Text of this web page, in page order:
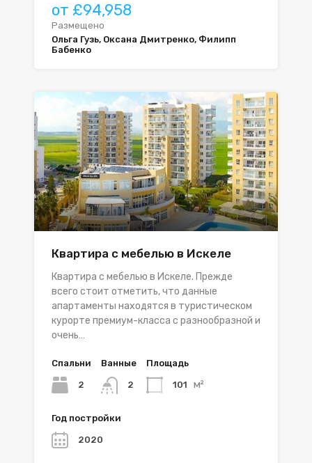
от £94,958
Размещено
Ольга Гузь, Оксана Дмитренко, Филипп
Бабенко
Квартира с мебелью в Искеле
Квартира с мебелью в Искеле. Прежде
всего стоит отметить, что данные
апартаменты находятся в туристическом
курорте премиум-класса с разнообразной и
очень…
Спальни
2
Ванные
2
Площадь
101 м²
Год постройки
2020